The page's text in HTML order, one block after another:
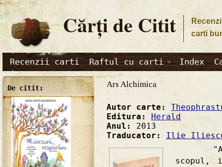
Cărţi de Citit
carti
Recenzii carti Raftul cu carti Index
De citit: Ars Alchimica
Autor carte:
Editura: Herald
Anul: 2013
Traducator: Ilie
scopul,